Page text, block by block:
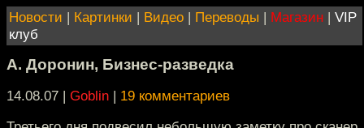
Новости | Картинки | Видео | Переводы | Магазин | VIP
клуб
А. Доронин, Бизнес-разведка
14.08.07 | Goblin | 19 комментариев